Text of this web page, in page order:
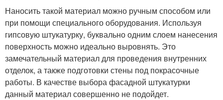
Наносить такой материал можно ручным способом или
при помощи специального оборудования. Используя
гипсовую штукатурку, буквально одним слоем нанесения
поверхность можно идеально выровнять. Это
замечательный материал для проведения внутренних
отделок, а также подготовки стены под покрасочные
работы. В качестве выбора фасадной штукатурки
данный материал совершенно не подойдет.